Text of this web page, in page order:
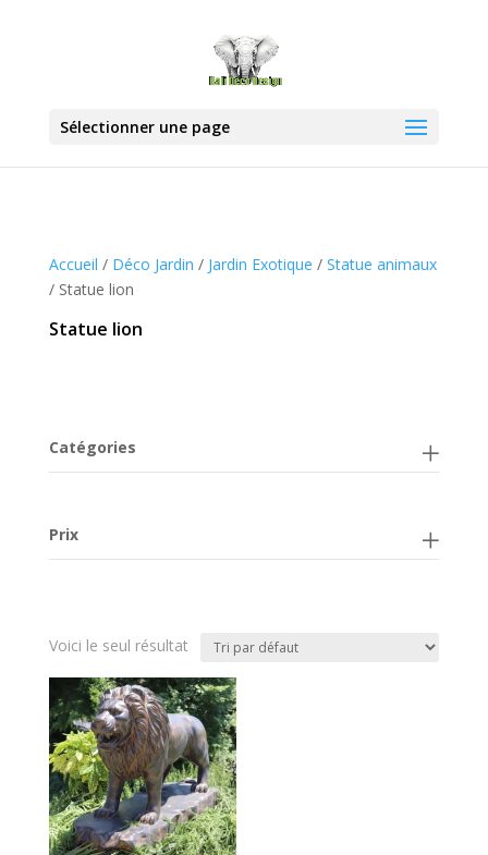
Sélectionner une page
Accueil / Déco Jardin / Jardin Exotique / Statue animaux
/ Statue lion
Statue lion
Catégories
Prix
Voici le seul résultat